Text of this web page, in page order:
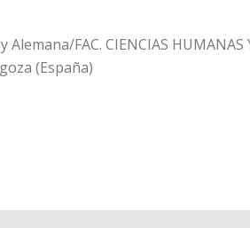
FAC. CIENCIAS HUMANAS
(España)